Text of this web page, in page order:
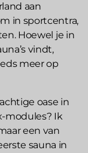
aan
in sportcentra,
Hoewel je in
vindt,
meer op
oase in
modules? Ik
een van
sauna in